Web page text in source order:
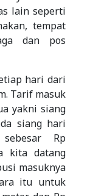
lain seperti
tempat
dan pos
hari dari
Tarif masuk
yakni siang
siang hari
Rp
kita datang
masuknya
itu untuk